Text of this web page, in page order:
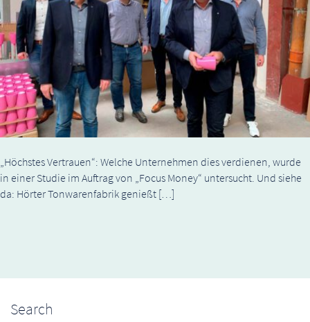
„Höchstes Vertrauen“: Welche Unternehmen dies verdienen, wurde
in einer Studie im Auftrag von „Focus Money“ untersucht. Und siehe
da: Hörter Tonwarenfabrik genießt […]
Search